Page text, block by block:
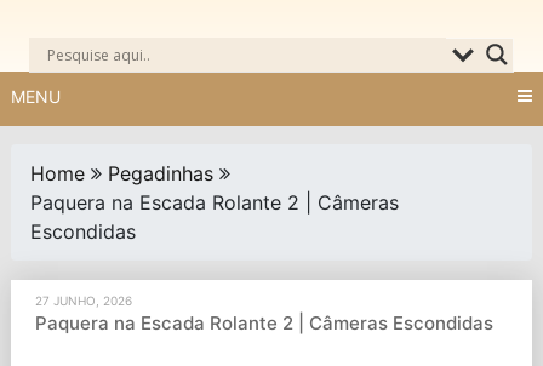
MENU
Home
Pegadinhas
Paquera na Escada Rolante 2 | Câmeras
Escondidas
27 JUNHO, 2026
Paquera na Escada Rolante 2 | Câmeras Escondidas